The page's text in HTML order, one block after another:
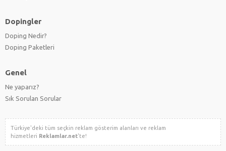
Dopingler
Doping Nedir?
Doping Paketleri
Genel
Ne yaparız?
Sık Sorulan Sorular
Türkiye'deki tüm seçkin reklam gösterim alanları ve reklam
hizmetleri Reklamlar.net'te!